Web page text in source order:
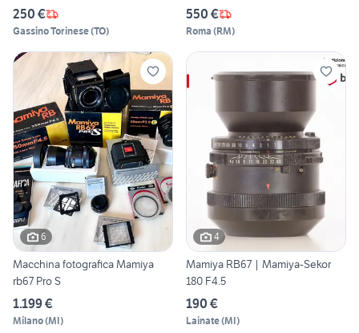
250 €
Gassino Torinese(TO)
550 €
Roma (RM)
6
Macchina fotografica Mamiya
rb67 Pro S
1.199 €
Milano(MI)
4
Mamiya RB67 | Mamiya-Sekor
180 F4.5
190 €
Lainate(MI)